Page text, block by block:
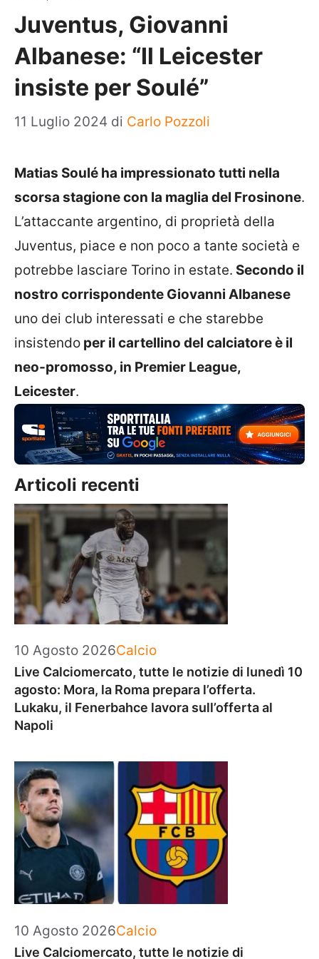
Juventus, Giovanni
Albanese: “Il Leicester
insiste per Soulé”
11 Luglio 2024 di Carlo Pozzoli
Matias Soulé ha impressionato tutti nella
scorsa stagione con la maglia del Frosinone.
L’attaccante argentino, di proprietà della
Juventus, piace e non poco a tante società e
potrebbe lasciare Torino in estate. Secondo il
nostro corrispondente Giovanni Albanese
uno dei club interessati e che starebbe
insistendo per il cartellino del calciatore è il
neo-promosso, in Premier League,
Leicester.
Articoli recenti
10 Agosto 2026Categorie
Calcio
Live Calciomercato, tutte le notizie di lunedì 10
agosto: Mora, la Roma prepara l’offerta.
Lukaku, il Fenerbahce lavora sull’offerta al
Napoli
10 Agosto 2026Categorie
Calcio
Live Calciomercato, tutte le notizie di